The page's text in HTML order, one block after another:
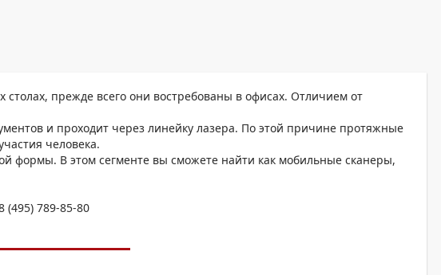
ЦВЕТНЫЕ ПРИНТЕРЫ
прежде всего они востребованы в офисах. Отличием от
и проходит через линейку лазера. По этой причине протяжные
человека.
формы. В этом сегменте вы сможете найти как мобильные сканеры,
789-85-80